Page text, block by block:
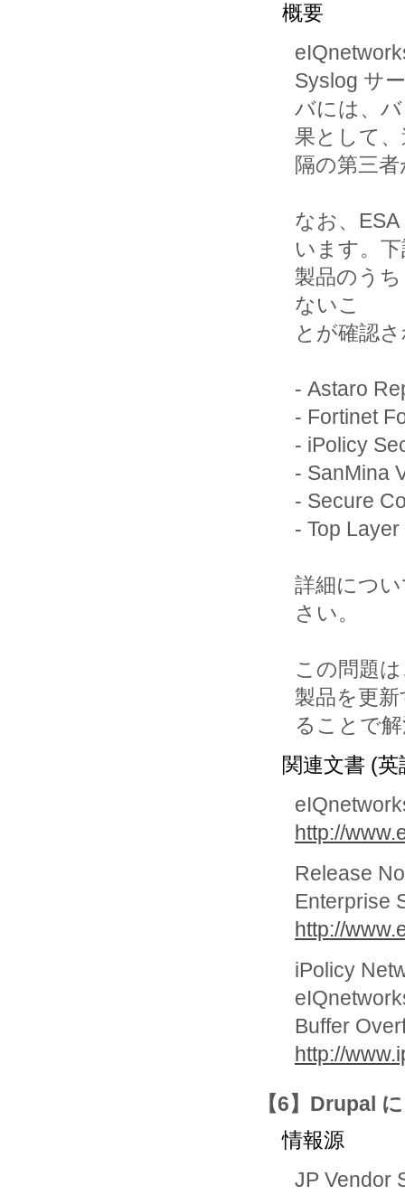
概要
Syslog サー
バには、
果として
隔の第三
なお、
います。
製品のう
ないこ
とが確認
- Astaro
- Fortinet
- iPolicy
- SanMina
- Secure
- Top
詳細につ
さい。
この問題
製品を更新
ることで
関連文書 (英
http://
Release
Enterprise
http://
iPolicy
Buffer
http://
【6】Drupal
情報源
JP Vendor